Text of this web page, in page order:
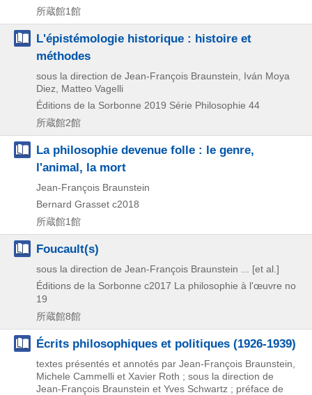
所蔵館1館
L'épistémologie historique : histoire et
méthodes
sous la direction de Jean-François Braunstein, Iván Moya
Diez, Matteo Vagelli
Éditions de la Sorbonne 2019 Série Philosophie 44
所蔵館2館
La philosophie devenue folle : le genre,
l'animal, la mort
Jean-François Braunstein
Bernard Grasset c2018
所蔵館1館
Foucault(s)
sous la direction de Jean-François Braunstein ... [et al.]
Éditions de la Sorbonne c2017 La philosophie à l'œuvre no
19
所蔵館8館
Écrits philosophiques et politiques (1926-1939)
textes présentés et annotés par Jean-François Braunstein,
Michele Cammelli et Xavier Roth ; sous la direction de
Jean-François Braunstein et Yves Schwartz ; préface de